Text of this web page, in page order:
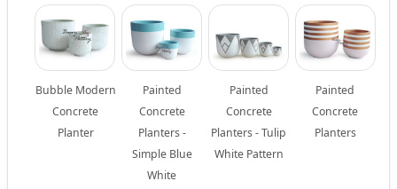
Bubble Modern
Concrete
Planter
Painted
Concrete
Planters -
Simple Blue
White
Painted
Concrete
Planters - Tulip
White Pattern
Painted
Concrete
Planters